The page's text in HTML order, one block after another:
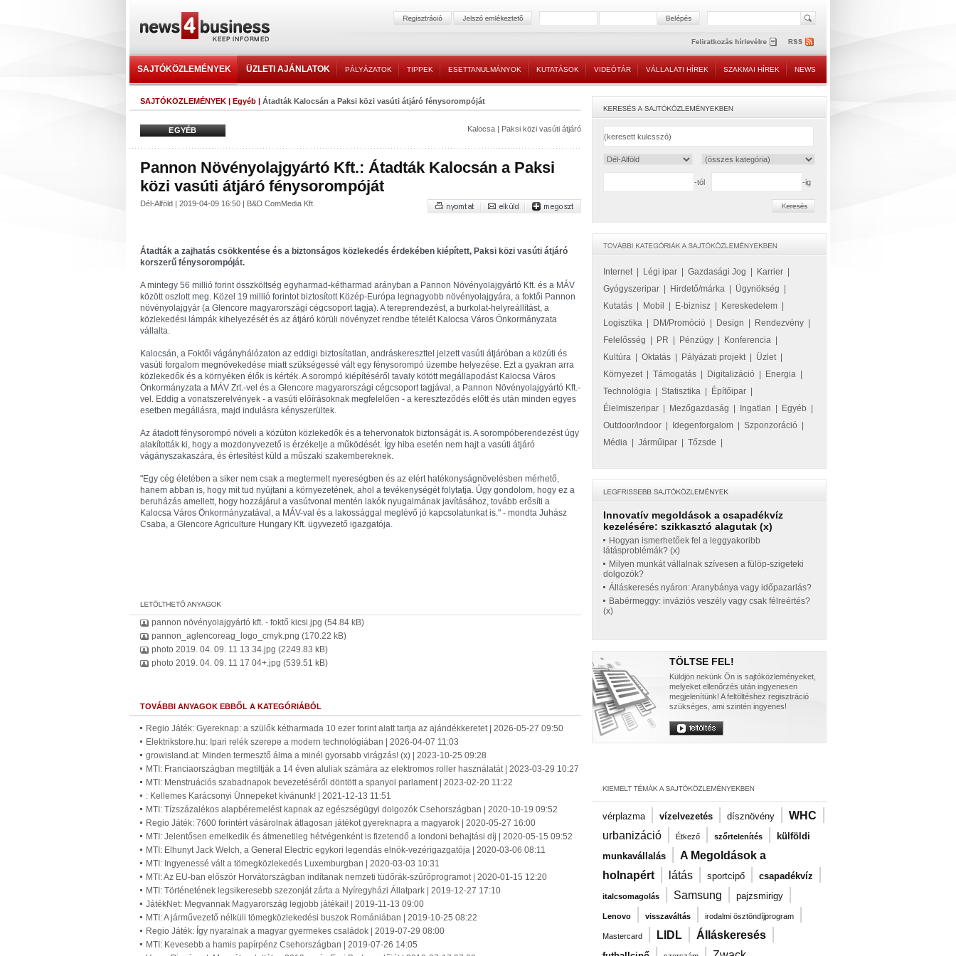
SAJTÓKÖZLEMÉNYEK ÜZLETI AJÁNLATOK PÁLYÁZATOK TIPPEK ESETTANULMÁNYOK KUTATÁSOK VIDEÓTÁR VÁLLALATI HÍREK SZAKMAI HÍREK NEWS
SAJTÓKÖZLEMÉNYEK | Egyéb | Átadták Kalocsán a Paksi közi vasúti átjáró fénysorompóját
EGYÉB Kalocsa | Paksi közi vasúti átjáró
Pannon Növényolajgyártó Kft.: Átadták Kalocsán a Paksi
közi vasúti átjáró fénysorompóját
Dél-Alföld | 2019-04-09 16:50 | B&D ComMedia Kft.
Átadták a zajhatás csökkentése és a biztonságos közlekedés érdekében kiépített, Paksi közi vasúti átjáró
korszerű fénysorompóját.
A mintegy 56 millió forint összköltség egyharmad-kétharmad arányban a Pannon Növényolajgyártó Kft. és a MÁV
között oszlott meg. Közel 19 millió forintot biztosított Közép-Európa legnagyobb növényolajgyára, a foktői Pannon
növényolajgyár (a Glencore magyarországi cégcsoport tagja). A tereprendezést, a burkolat-helyreállítást, a
közlekedési lámpák kihelyezését és az átjáró körüli növényzet rendbe tételét Kalocsa Város Önkormányzata
vállalta.
Kalocsán, a Foktői vágányhálózaton az eddigi biztosítatlan, andráskereszttel jelzett vasúti átjáróban a közúti és
vasúti forgalom megnövekedése miatt szükségessé vált egy fénysorompó üzembe helyezése. Ezt a gyakran arra
közlekedők és a környéken élők is kérték. A sorompó kiépítéséről tavaly kötött megállapodást Kalocsa Város
Önkormányzata a MÁV Zrt.-vel és a Glencore magyarországi cégcsoport tagjával, a Pannon Növényolajgyártó Kft.-
vel. Eddig a vonatszerelvények - a vasúti előírásoknak megfelelően - a kereszteződés előtt és után minden egyes
esetben megállásra, majd indulásra kényszerültek.
Az átadott fénysorompó növeli a közúton közlekedők és a tehervonatok biztonságát is. A sorompóberendezést úgy
alakították ki, hogy a mozdonyvezető is érzékelje a működését. Így hiba esetén nem hajt a vasúti átjáró
vágányszakaszára, és értesítést küld a műszaki szakembereknek.
"Egy cég életében a siker nem csak a megtermelt nyereségben és az elért hatékonyságnövelésben mérhető,
hanem abban is, hogy mit tud nyújtani a környezetének, ahol a tevékenységét folytatja. Úgy gondolom, hogy ez a
beruházás amellett, hogy hozzájárul a vasútvonal mentén lakók nyugalmának javításához, tovább erősíti a
Kalocsa Város Önkormányzatával, a MÁV-val és a lakossággal meglévő jó kapcsolatunkat is." - mondta Juhász
Csaba, a Glencore Agriculture Hungary Kft. ügyvezető igazgatója.
pannon növényolajgyártó kft. - foktő kicsi.jpg (54.84 kB)
pannon_aglencoreag_logo_cmyk.png (170.22 kB)
photo 2019. 04. 09. 11 13 34.jpg (2249.83 kB)
photo 2019. 04. 09. 11 17 04+.jpg (539.51 kB)
TOVÁBBI ANYAGOK EBBŐL A KATEGÓRIÁBÓL
Regio Játék: Gyereknap: a szülők kétharmada 10 ezer forint alatt tartja az ajándékkeretet | 2026-05-27 09:50
Elektrikstore.hu: Ipari relék szerepe a modern technológiában | 2026-04-07 11:03
growisland.at: Minden termesztő álma a minél gyorsabb virágzás! (x) | 2023-10-25 09:28
MTI: Franciaországban megtiltják a 14 éven aluliak számára az elektromos roller használatát | 2023-03-29 10:27
MTI: Menstruációs szabadnapok bevezetéséről döntött a spanyol parlament | 2023-02-20 11:22
: Kellemes Karácsonyi Ünnepeket kívánunk! | 2021-12-13 11:51
MTI: Tízszázalékos alapbéremelést kapnak az egészségügyi dolgozók Csehországban | 2020-10-19 09:52
Regio Játék: 7600 forintért vásárolnak átlagosan játékot gyereknapra a magyarok | 2020-05-27 16:00
MTI: Jelentősen emelkedik és átmenetileg hétvégenként is fizetendő a londoni behajtási díj | 2020-05-15 09:52
MTI: Elhunyt Jack Welch, a General Electric egykori legendás elnök-vezérigazgatója | 2020-03-06 08:11
MTI: Ingyenessé vált a tömegközlekedés Luxemburgban | 2020-03-03 10:31
MTI: Az EU-ban először Horvátországban indítanak nemzeti tüdőrák-szűrőprogramot | 2020-01-15 12:20
MTI: Történetének legsikeresebb szezonját zárta a Nyíregyházi Állatpark | 2019-12-27 17:10
JátékNet: Megvannak Magyarország legjobb játékai! | 2019-11-13 09:00
MTI: A járművezető nélküli tömegközlekedési buszok Romániában | 2019-10-25 08:22
Regio Játék: Így nyaralnak a magyar gyermekes családok | 2019-07-29 08:00
MTI: Kevesebb a hamis papírpénz Csehországban | 2019-07-26 14:05
-tól -ig
Internet| Légi ipar Gazdasági Jog Karrier
Gyógyszeripar
Hirdető/márka Ügynökség
Kutatás
Mobil E-biznisz Kereskedelem
Logisztika
DM/Promóció Design Rendezvény
Felelősség
PR Pénzügy Konferencia
Kultúra
Oktatás Pályázati projekt| Üzlet|
Környezet| Támogatás Digitalizáció Energia
Technológia
Statisztika Építőipar
Élelmiszeripar
Mezőgazdaság Ingatlan Egyéb
Outdoor/indoor
Idegenforgalom Szponzoráció
Média
Járműipar Tőzsde
Innovatív megoldások a csapadékvíz
kezelésére: szikkasztó alagutak (x)
Hogyan ismerhetőek fel a leggyakoribb
látásproblémák? (x)
Milyen munkát vállalnak szívesen a fülöp-szigeteki
dolgozók?
Álláskeresés nyáron: Aranybánya vagy időpazarlás?
Babérmeggy: inváziós veszély vagy csak félreértés?
(x)
TÖLTSE FEL!
Küldjön nekünk Ön is sajtóközleményeket,
melyeket ellenőrzés után ingyenesen
megjelenítünk! A feltöltéshez regisztráció
szükséges, ami szintén ingyenes!
vérplazma | vízelvezetés | dísznövény | WHC |
urbanizáció | Étkező | szőrtelenítés |
külföldi
munkavállalás | A Megoldások a
holnapért | látás | sportcipő | csapadékvíz |
italcsomagolás | Samsung | pajzsmirigy |
Lenovo | visszaváltás | irodalmi ösztöndíjprogram |
Mastercard | LIDL | Álláskeresés |